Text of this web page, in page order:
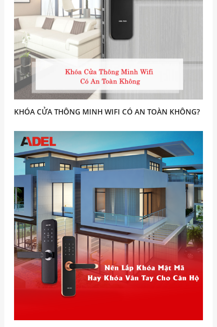
KHÓA CỬA THÔNG MINH WIFI CÓ AN TOÀN KHÔNG?